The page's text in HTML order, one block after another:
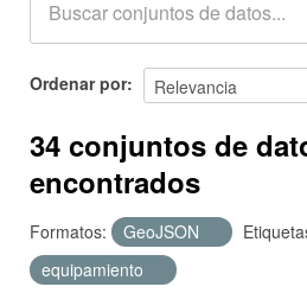
Acerca de
Ordenar por
34 conjuntos de
encontrados
Formatos: GeoJSON
equipamiento